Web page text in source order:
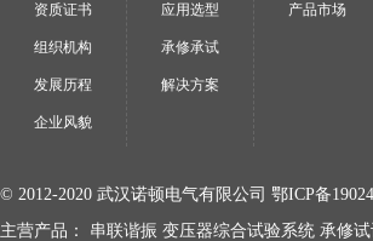
资质证书
组织机构
发展历程
企业风貌
应用选型
承修承试
解决方案
产品市场
© 2012-2020 武汉诺顿电气有限公司 鄂ICP备
主营产品： 串联谐振 变压器综合试验系统 承修